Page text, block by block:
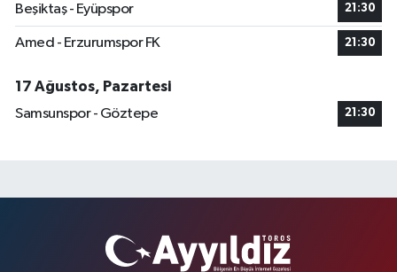
Beşiktaş - Eyüpspor 21:30
Amed - Erzurumspor FK 21:30
17 Ağustos, Pazartesi
Samsunspor - Göztepe
21:30